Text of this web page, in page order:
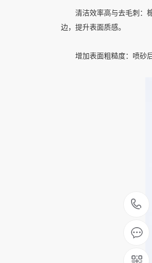
清洁效率高与去毛刺：
边，提升表面质感。
增加表面粗糙度：喷砂后